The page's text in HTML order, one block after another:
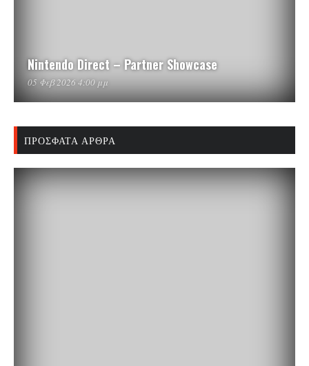
Nintendo Direct – Partner Showcase
05 Φεβ 2026 4:00 μμ
ΠΡΌΣΦΑΤΑ ΆΡΘΡΑ